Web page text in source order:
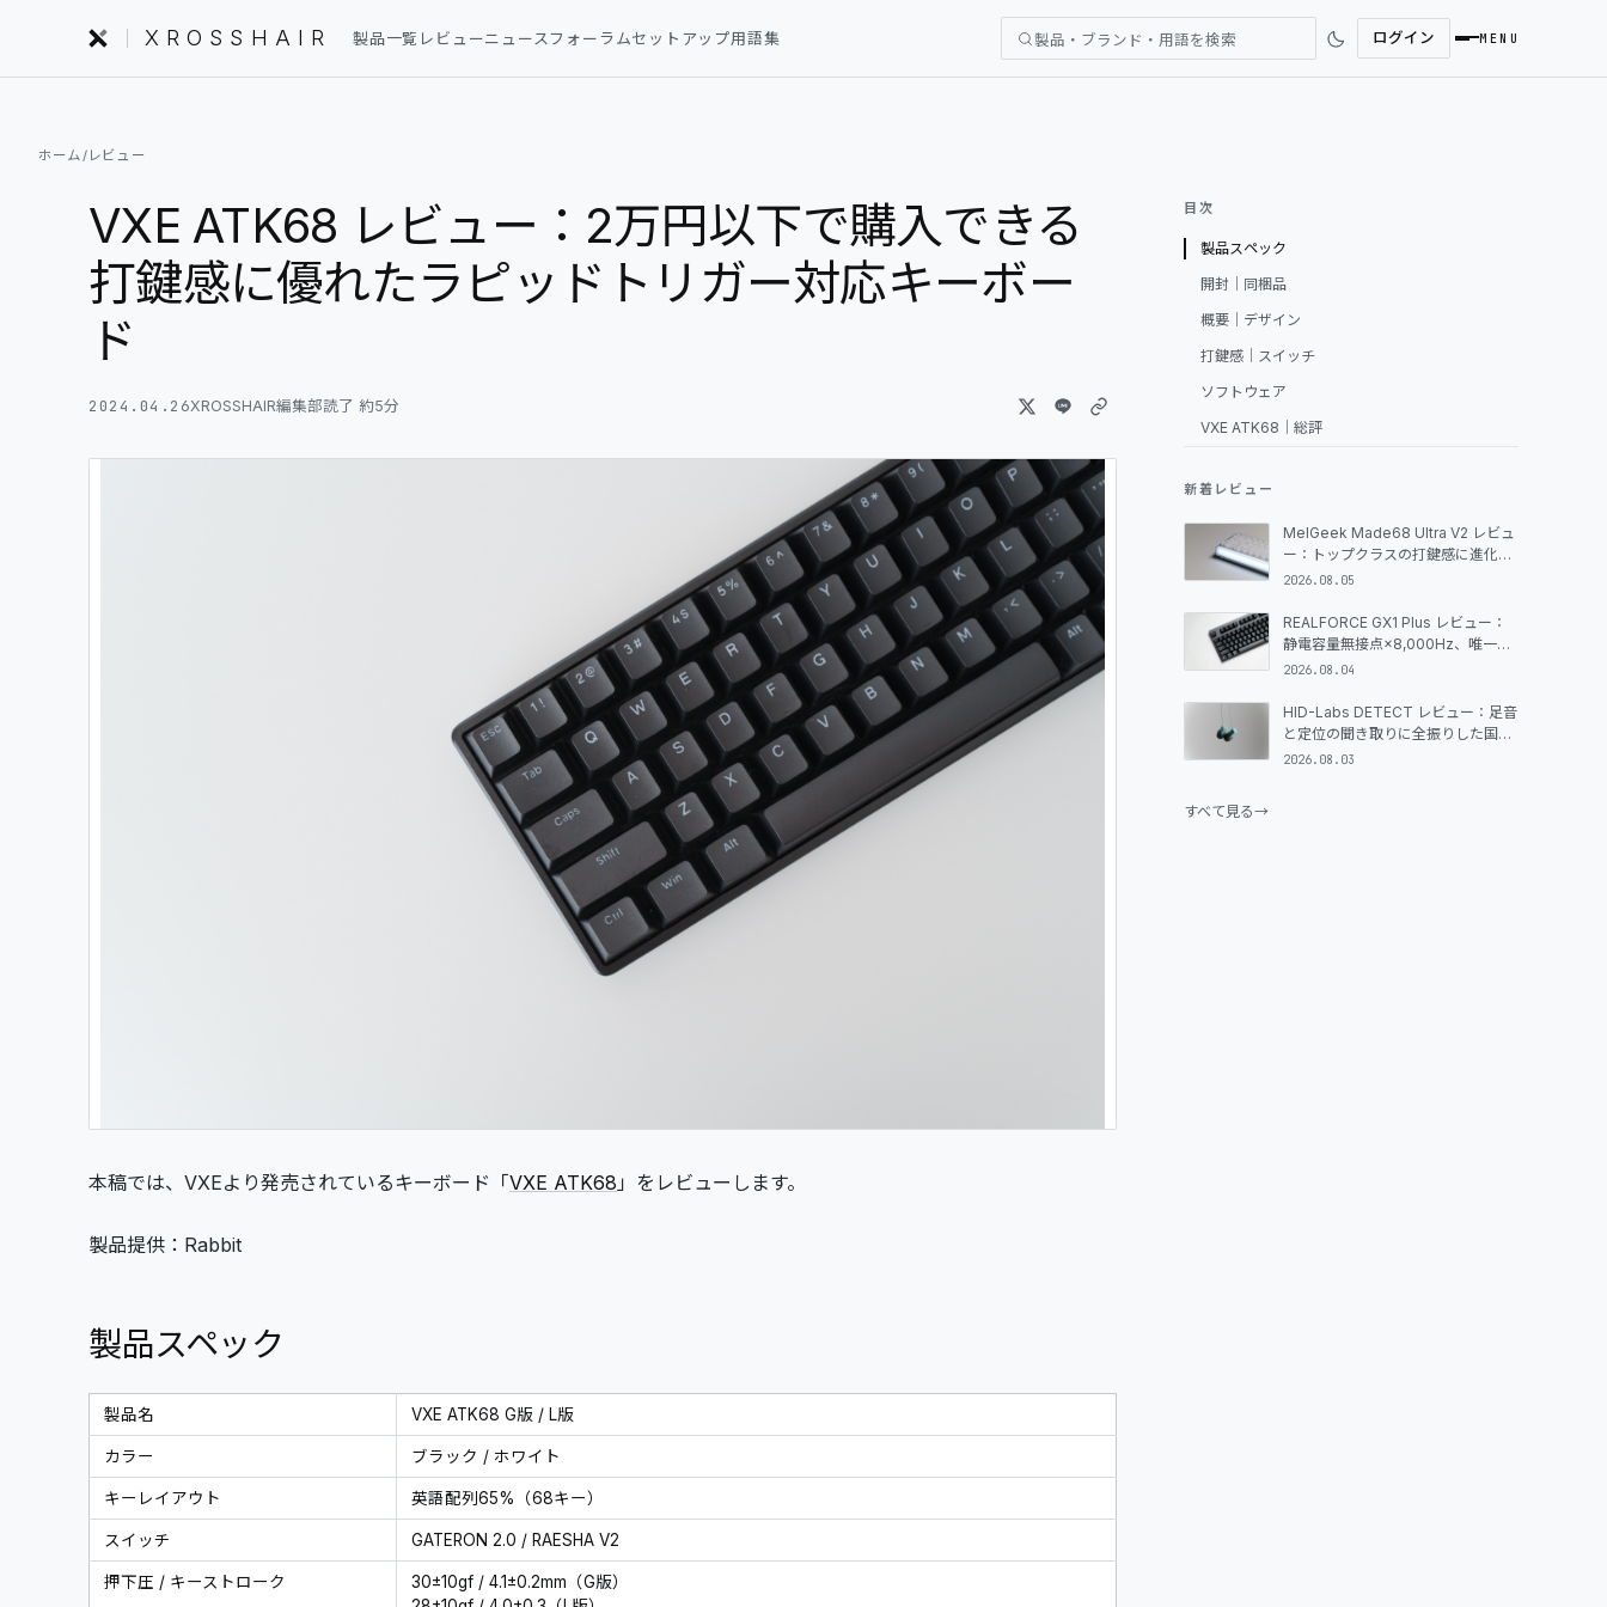
XROSSHAIR 製品一覧 レビューニュース フォーラムセットアップ用語集 製品・ブランド・用語を検索 ログイン MENU
編集部レビュー
ニュース
セットアップ
GLOSSARY
ホーム/レビュー
VXE ATK68 レビュー：2万円以下で購入できる
打鍵感に優れたラピッドトリガー対応キーボー
ド
2024.04.26XROSSHAIR編集部読了 約5分
本稿では、VXEより発売されているキーボード「VXE ATK68」をレビューします。
製品提供：Rabbit
製品スペック
製品名 VXE ATK68 G版 / L版
カラー ブラック / ホワイト
キーレイアウト 英語配列65%（68キー）
スイッチ GATERON 2.0 / RAESHA V2
押下圧 / キーストローク
30±10gf / 4.1±0.2mm（G版）
目次
製品スペック
開封｜同梱品
概要｜デザイン
打鍵感｜スイッチ
ソフトウェア
VXE ATK68｜総評
新着レビュー
MelGeek Made68 Ultra V2 レビュ
ー：トップクラスの打鍵感に進化し
た、唯一無二の大型背面ライトボッ
ボード
2026.08.05
REALFORCE GX1 Plus レビュー：
静電容量無接点×8,000Hz、唯一無
二のゲーミングキーボードはどこが
2026.08.04
HID-Labs DETECT レビュー：足音
と定位の聞き取りに全振りした国産
FPS特化イヤホン
2026.08.03
すべて見る→